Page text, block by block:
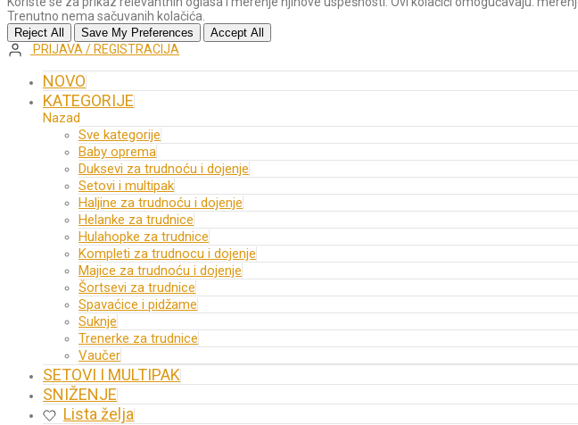
Trenutno nema sačuvanih kolačića.
Reject All Save My Preferences Accept All
PRIJAVA / REGISTRACIJA
NOVO
KATEGORIJE
Nazad
Sve kategorije
Baby oprema
Duksevi za trudnoću i dojenje
Setovi i multipak
Haljine za trudnoću i dojenje
Helanke za trudnice
Hulahopke za trudnice
Kompleti za trudnocu i dojenje
Majice za trudnoću i dojenje
Šortsevi za trudnice
Spavaćice i pidžame
Suknje
Trenerke za trudnice
Vaučer
SETOVI I MULTIPAK
SNIŽENJE
Lista želja